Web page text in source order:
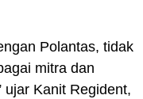
Polantas, tidak
mitra dan
ujar Kanit Regident,